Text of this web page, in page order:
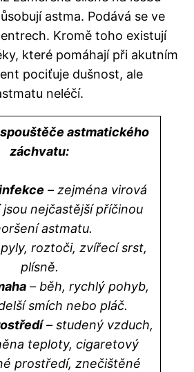
astma. Podává se ve
Kromě toho existují
které pomáhají při akutním
pociťuje dušnost, ale
neléčí.
astmatického
záchvatu:
– zejména virová
nejčastější příčinou
astmatu.
roztoči, zvířecí srst,
plísně.
– běh, rychlý pohyb,
smích nebo pláč.
– studený vzduch,
teploty, cigaretový
prostředí, znečištěné